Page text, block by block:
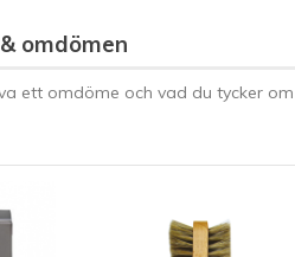
omdömen
ett omdöme och vad du tycker